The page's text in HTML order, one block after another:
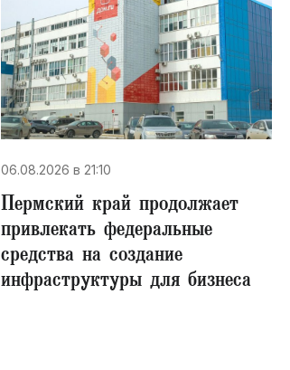
06.08.2026 в 21:10
Пермский край продолжает
привлекать федеральные
средства на создание
инфраструктуры для бизнеса